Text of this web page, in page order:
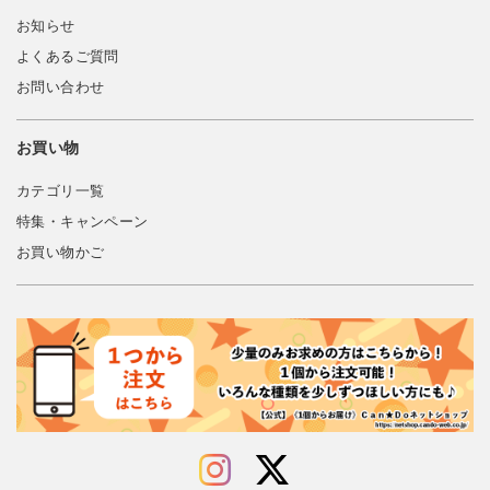
お知らせ
よくあるご質問
お問い合わせ
お買い物
カテゴリ一覧
特集・キャンペーン
お買い物かご